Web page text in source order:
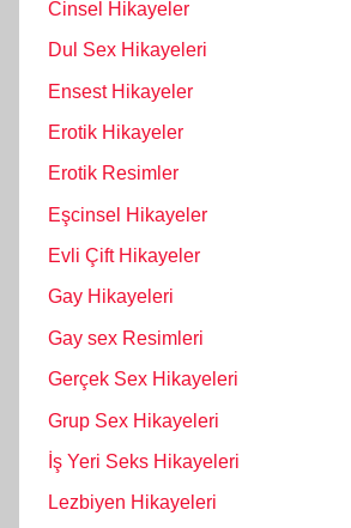
Cinsel Hikayeler
Dul Sex Hikayeleri
Ensest Hikayeler
Erotik Hikayeler
Erotik Resimler
Eşcinsel Hikayeler
Evli Çift Hikayeler
Gay Hikayeleri
Gay sex Resimleri
Gerçek Sex Hikayeleri
Grup Sex Hikayeleri
İş Yeri Seks Hikayeleri
Lezbiyen Hikayeleri